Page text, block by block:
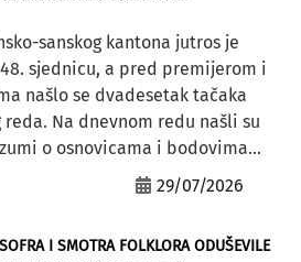
sanskog kantona jutros je
sjednicu, a pred premijerom i
našlo se dvadesetak tačaka
reda. Na dnevnom redu našli su
o osnovicama i bodovima...
29/07/2026
I SMOTRA FOLKLORA ODUŠEVILE